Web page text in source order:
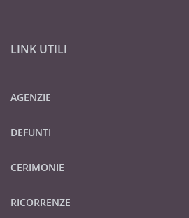
LINK UTILI
AGENZIE
DEFUNTI
CERIMONIE
RICORRENZE